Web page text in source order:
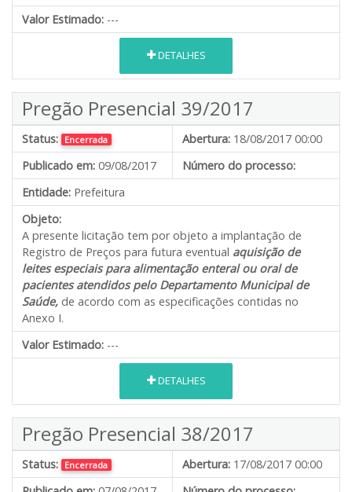
Valor Estimado: ---
DETALHES
Pregão Presencial 39/2017
Status: Encerrada Abertura: 18/08/2017 00:00
Publicado em: 09/08/2017
Número do processo:
Entidade: Prefeitura
Objeto:
A presente licitação tem por objeto a implantação de
Registro de Preços para futura eventual aquisição de
leites especiais para alimentação enteral ou oral de
pacientes atendidos pelo Departamento Municipal de
Saúde, de acordo com as especificações contidas no
Anexo I.
Valor Estimado: ---
DETALHES
Pregão Presencial 38/2017
Status: Encerrada Abertura: 17/08/2017 00:00